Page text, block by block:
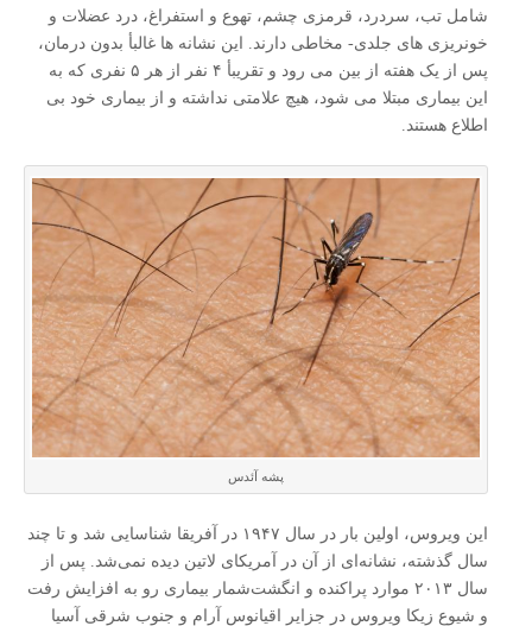
شامل تب، سردرد، قرمزی چشم، تهوع و استفراغ، درد عضلات و
خونریزی های جلدی- مخاطی دارند. این نشانه ها غالبأ بدون درمان،
پس از یک هفته از بین می رود و تقریبأ ۴ نفر از هر ۵ نفری که به
این بیماری مبتلا می شود، هیچ علامتی نداشته و از بیماری خود بی
اطلاع هستند.
پشه آئدس
این ویروس، اولین بار در سال ١٩۴٧ در آفریقا شناسایی شد و تا چند
سال گذشته، نشانه‌ای از آن در آمریکای لاتین دیده نمی‌شد. پس از
سال ۲۰۱۳ موارد پراکنده و انگشت‌شمار بیماری رو به افزایش رفت
و شیوع زیکا ویروس در جزایر اقیانوس آرام و جنوب شرقی آسیا